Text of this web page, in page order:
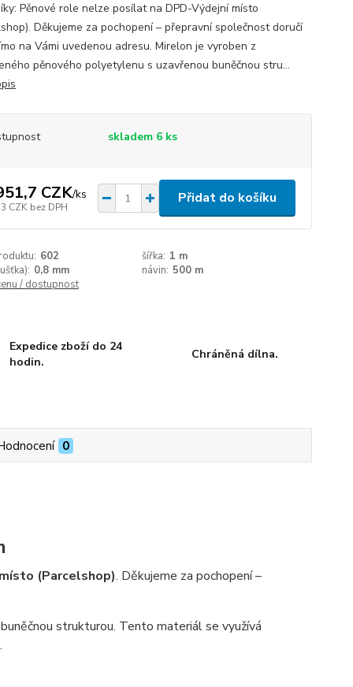
Pěnové role nelze posílat na DPD-Výdejní místo
Děkujeme za pochopení – přepravní společnost doručí
na Vámi uvedenou adresu. Mirelon je vyroben z
pěnového polyetylenu s uzavřenou buněčnou stru...
skladem 6 ks
CZK/ks
CZK bez DPH
Přidat do košíku
602 šířka: 1 m
0,8 mm návin: 500 m
/ dostupnost
Expedice zboží do 24
hodin.
Chráněná dílna.
0
(Parcelshop). Děkujeme za pochopení –
strukturou. Tento materiál se využívá